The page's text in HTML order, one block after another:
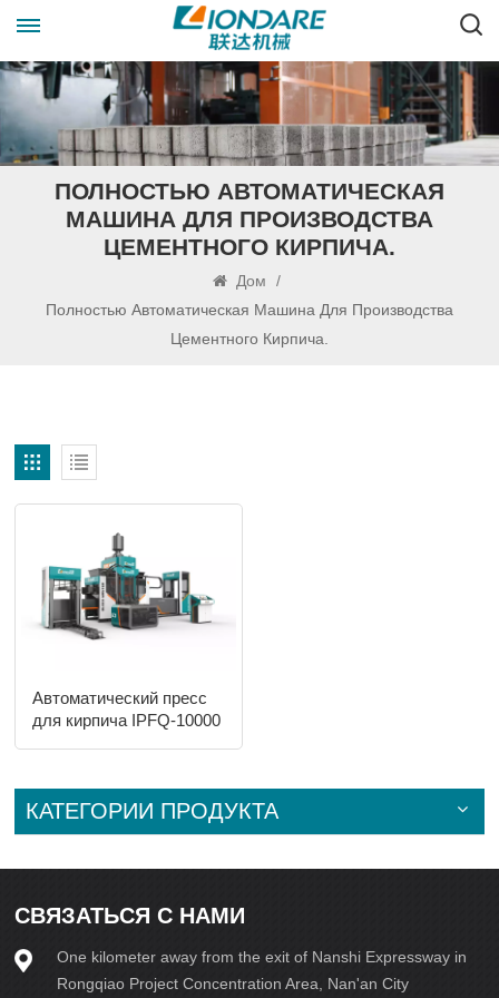
ПОЛНОСТЬЮ АВТОМАТИЧЕСКАЯ
МАШИНА ДЛЯ ПРОИЗВОДСТВА
ЦЕМЕНТНОГО КИРПИЧА.
Дом
/
Полностью Автоматическая Машина Для Производства
Цементного Кирпича.
Автоматический пресс
для кирпича IPFQ-10000
КАТЕГОРИИ ПРОДУКТА
СВЯЗАТЬСЯ С НАМИ
One kilometer away from the exit of Nanshi Expressway in
Rongqiao Project Concentration Area, Nan'an City